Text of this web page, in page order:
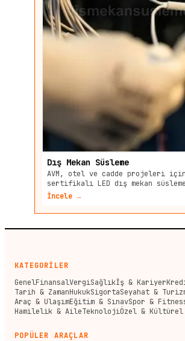
Dış Mekan Süsleme
AVM, otel ve cadde projeleri
sertifikalı LED dış mekan
İncele →
KATEGORİLER
GenelFinansalVergiSağlıkİş & Kariyer
Tarih & ZamanHukukSigortaSeyahat &
Araç & UlaşımEğitim & SınavSpor &
Hamilelik & AileTeknolojiÖzel & Kültürel
POPÜLER ARAÇLAR